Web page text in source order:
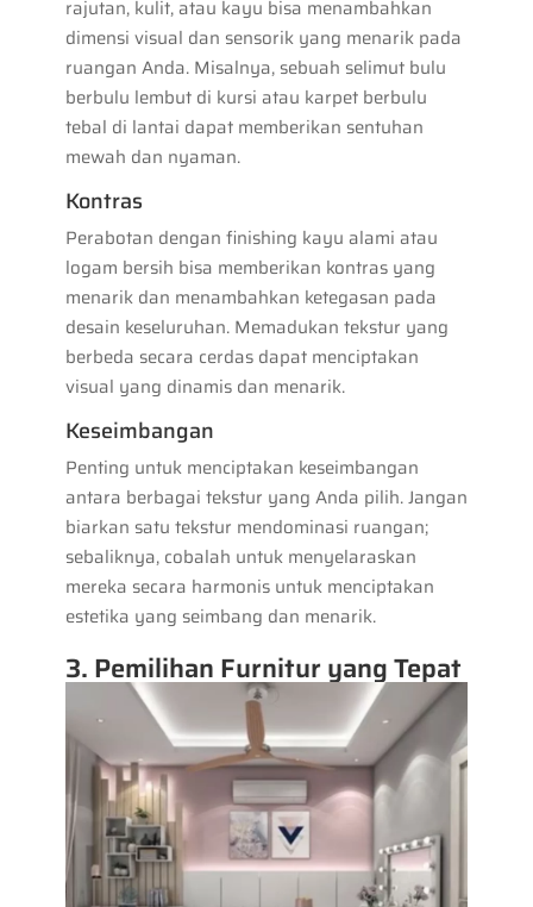
rajutan, kulit, atau kayu bisa menambahkan
dimensi visual dan sensorik yang menarik pada
ruangan Anda. Misalnya, sebuah selimut bulu
berbulu lembut di kursi atau karpet berbulu
tebal di lantai dapat memberikan sentuhan
mewah dan nyaman.
Kontras
Perabotan dengan finishing kayu alami atau
logam bersih bisa memberikan kontras yang
menarik dan menambahkan ketegasan pada
desain keseluruhan. Memadukan tekstur yang
berbeda secara cerdas dapat menciptakan
visual yang dinamis dan menarik.
Keseimbangan
Penting untuk menciptakan keseimbangan
antara berbagai tekstur yang Anda pilih. Jangan
biarkan satu tekstur mendominasi ruangan;
sebaliknya, cobalah untuk menyelaraskan
mereka secara harmonis untuk menciptakan
estetika yang seimbang dan menarik.
3. Pemilihan Furnitur yang Tepat